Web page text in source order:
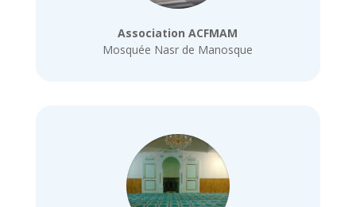
Association ACFMAM
Mosquée Nasr de Manosque